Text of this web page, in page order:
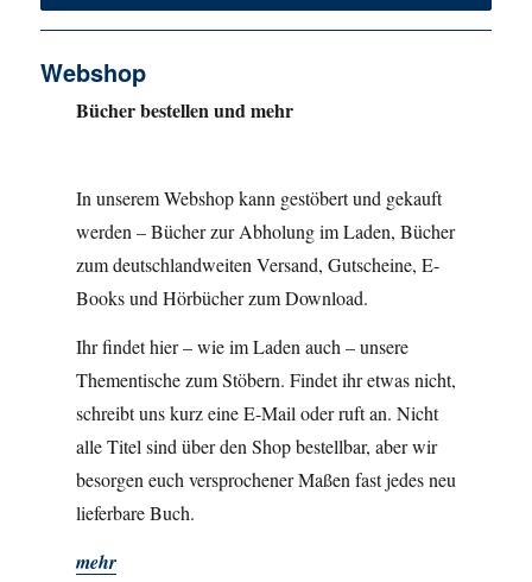
Webshop
Bücher bestellen und mehr
In unserem Webshop kann gestöbert und gekauft
werden – Bücher zur Abholung im Laden, Bücher
zum deutschlandweiten Versand, Gutscheine, E-
Books und Hörbücher zum Download.
Ihr findet hier – wie im Laden auch – unsere
Thementische zum Stöbern. Findet ihr etwas nicht,
schreibt uns kurz eine E-Mail oder ruft an. Nicht
alle Titel sind über den Shop bestellbar, aber wir
besorgen euch versprochener Maßen fast jedes neu
lieferbare Buch.
mehr